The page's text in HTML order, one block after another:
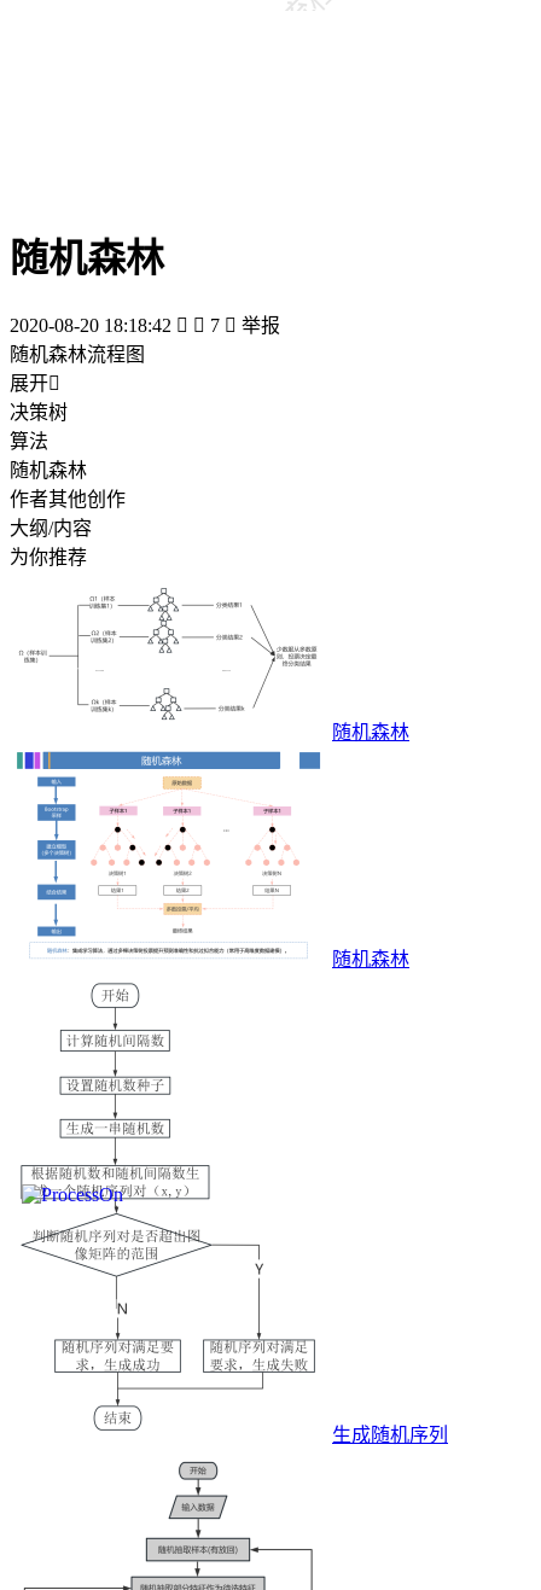
随机森林
2020-08-20 18:18:42   7  举报
随机森林流程图
展开
决策树
算法
随机森林
作者其他创作
大纲/内容
为你推荐
随机森林
随机森林
生成随机序列